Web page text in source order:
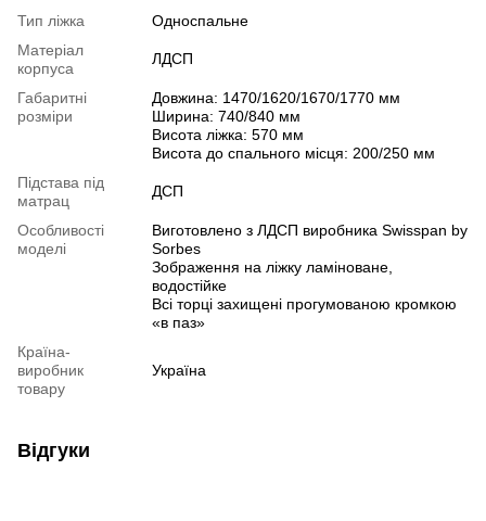
Тип ліжка
Односпальне
Матеріал
корпуса
ЛДСП
Габаритні
розміри
Довжина: 1470/1620/1670/1770 мм
Ширина: 740/840 мм
Висота ліжка: 570 мм
Висота до спального місця: 200/250 мм
Підстава під
матрац
ДСП
Особливості
моделі
Виготовлено з ЛДСП виробника Swisspan by
Sorbes
Зображення на ліжку ламіноване,
водостійке
Всі торці захищені прогумованою кромкою
«в паз»
Країна-
виробник
товару
Україна
Відгуки